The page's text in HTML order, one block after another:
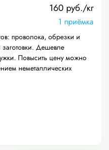
160 руб./кг
1 приёмка
проволока, обрезки и
Дешевле
Повысить цену можно
неметаллических